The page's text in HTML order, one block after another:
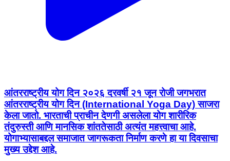
आंतरराष्ट्रीय योग दिन २०२६ दरवर्षी २१ जून रोजी जगभरात
आंतरराष्ट्रीय योग दिन (International Yoga Day) साजरा
केला जातो. भारताची प्राचीन देणगी असलेला योग शारीरिक
तंदुरुस्ती आणि मानसिक शांततेसाठी अत्यंत महत्त्वाचा आहे.
योगाभ्यासाबद्दल समाजात जागरूकता निर्माण करणे हा या दिवसाचा
मुख्य उद्देश आहे.